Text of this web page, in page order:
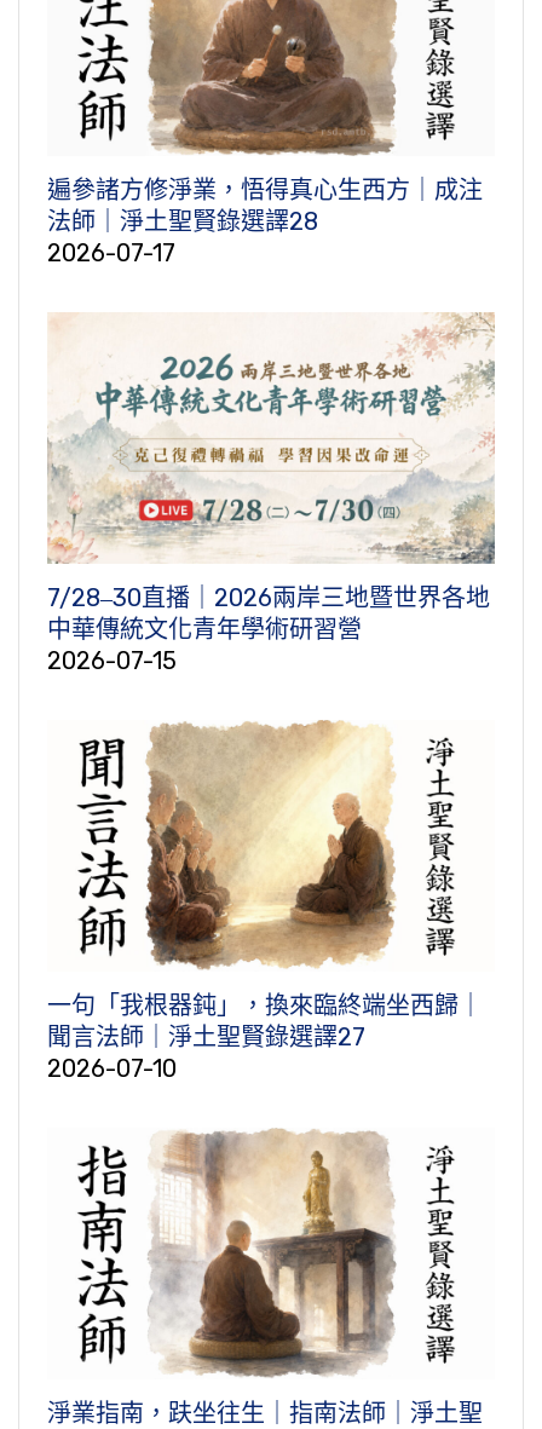
遍參諸方修淨業，悟得真心生西方｜成注
法師｜淨土聖賢錄選譯28
2026-07-17
7/28‒30直播｜2026兩岸三地暨世界各地
中華傳統文化青年學術研習營
2026-07-15
一句「我根器鈍」，換來臨終端坐西歸｜
聞言法師｜淨土聖賢錄選譯27
2026-07-10
淨業指南，趺坐往生｜指南法師｜淨土聖